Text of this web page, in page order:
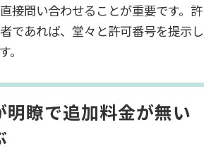
接問い合わせることが重要です。許
であれば、堂々と許可番号を提示し
。
明瞭で追加料金が無い